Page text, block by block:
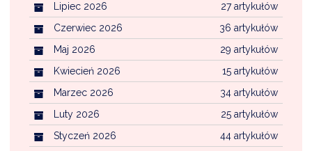
27 artykułów
Lipiec 2026
36 artykułów
Czerwiec 2026
29 artykułów
Maj 2026
15 artykułów
Kwiecień 2026
34 artykułów
Marzec 2026
25 artykułów
Luty 2026
44 artykułów
Styczeń 2026